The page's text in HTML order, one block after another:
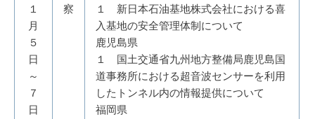
１
月
５
日
～
７
日
察
１ 新日本石油基地株式会社における喜
入基地の安全管理体制について
鹿児島県
１ 国土交通省九州地方整備局鹿児島国
道事務所における超音波センサーを利用
したトンネル内の情報提供について
福岡県